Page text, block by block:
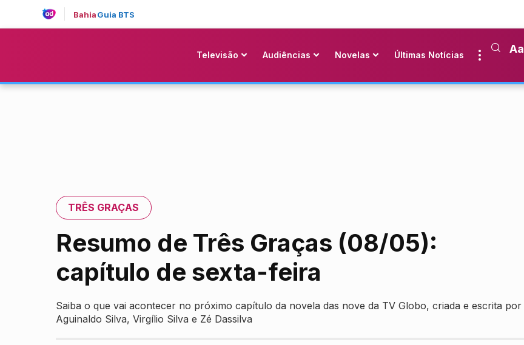
BahiaGuia BTS
Televisão Audiências Novelas Últimas Notícias Aa
TRÊS GRAÇAS
Resumo de Três Graças (08/05):
capítulo de sexta-feira
Saiba o que vai acontecer no próximo capítulo da novela das nove da TV Globo, criada e escrita por
Aguinaldo Silva, Virgílio Silva e Zé Dassilva